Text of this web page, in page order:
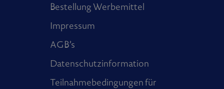
Bestellung Werbemittel
Impressum
AGB’s
Datenschutzinformation
Teilnahmebedingungen für